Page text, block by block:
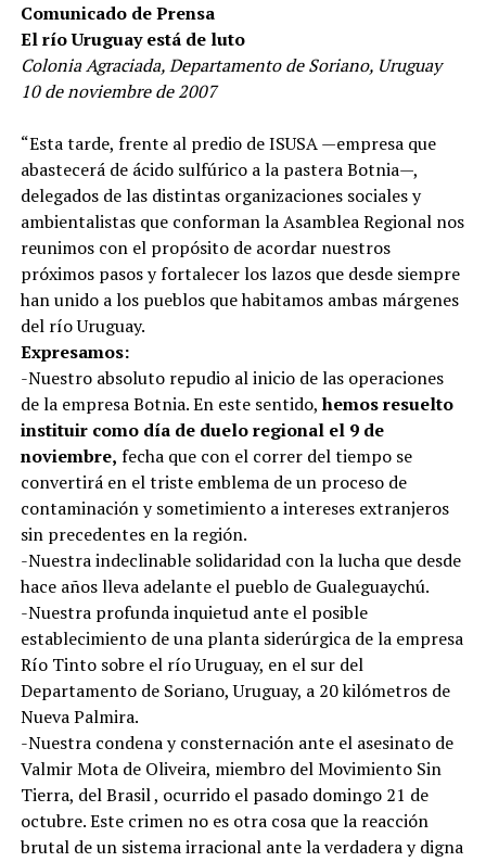
Comunicado de Prensa
El río Uruguay está de luto
Colonia Agraciada, Departamento de Soriano, Uruguay
10 de noviembre de 2007
“Esta tarde, frente al predio de ISUSA —empresa que
abastecerá de ácido sulfúrico a la pastera Botnia—,
delegados de las distintas organizaciones sociales y
ambientalistas que conforman la Asamblea Regional nos
reunimos con el propósito de acordar nuestros
próximos pasos y fortalecer los lazos que desde siempre
han unido a los pueblos que habitamos ambas márgenes
del río Uruguay.
Expresamos:
-Nuestro absoluto repudio al inicio de las operaciones
de la empresa Botnia. En este sentido,hemos resuelto
instituir como día de duelo regional el 9 de
noviembre, fecha que con el correr del tiempo se
convertirá en el triste emblema de un proceso de
contaminación y sometimiento a intereses extranjeros
sin precedentes en la región.
-Nuestra indeclinable solidaridad con la lucha que desde
hace años lleva adelante el pueblo de Gualeguaychú.
-Nuestra profunda inquietud ante el posible
establecimiento de una planta siderúrgica de la empresa
Río Tinto sobre el río Uruguay, en el sur del
Departamento de Soriano, Uruguay, a 20 kilómetros de
Nueva Palmira.
-Nuestra condena y consternación ante el asesinato de
Valmir Mota de Oliveira, miembro del Movimiento Sin
Tierra, del Brasil , ocurrido el pasado domingo 21 de
octubre. Este crimen no es otra cosa que la reacción
brutal de un sistema irracional ante la verdadera y digna